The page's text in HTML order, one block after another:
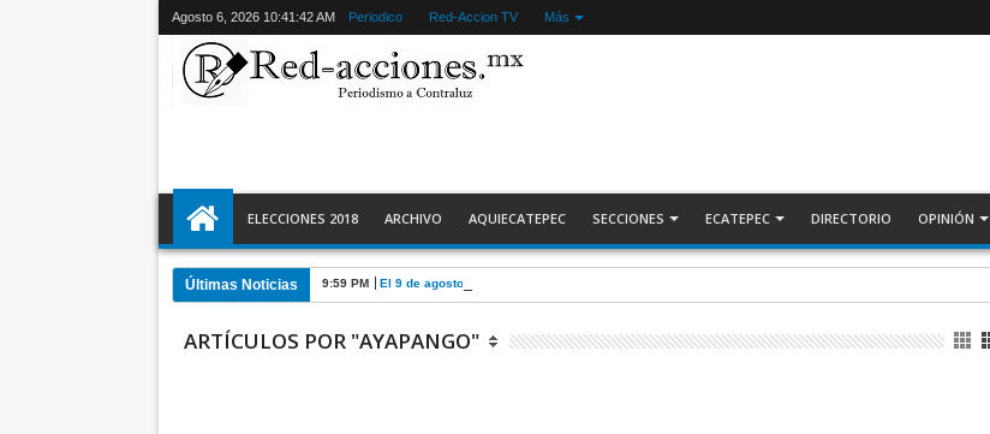
Agosto 6, 2026 10:41:43 AM Periodico Red-Accion TV Más
ELECCIONES 2018 ARCHIVO AQUIECATEPEC SECCIONES ECATEPEC DIRECTORIO OPINIÓN
Últimas Noticias 9:59 PM El 9 de agosto inicia Jornada Nacional de Reforestación: presidenta Sheinbaum +Video INFORMATIVA
ARTÍCULOS POR "AYAPANGO"